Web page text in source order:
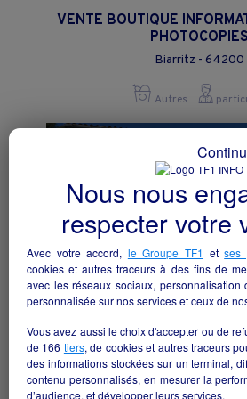
VENTE BOUTIQUE
PHOTOCOPIES
Biarritz - 64200
Autres
Pressing /
Saint-Ciers-sur-Gironde
Nous nous
respecter votre
Avec votre accord, le Groupe TF1 etses
cookies et autres traceurs à des fins de
avec les réseaux sociaux, personnalisation
personnalisée sur nos services et ceux de
Vous avez aussi le choix d'accepter ou de
de 166 tiers, de cookies et autres traceurs
des informations stockées sur un terminal,
contenu personnalisés, en mesurer la
d’audience, et développer leurs services.